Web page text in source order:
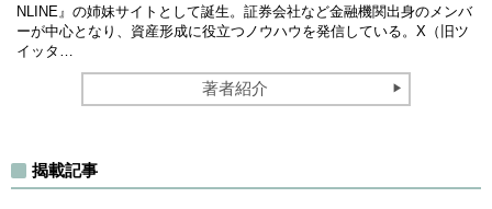
NLINE』の姉妹サイトとして誕生。証券会社など金融機関出身のメンバ
ーが中心となり、資産形成に役立つノウハウを発信している。X（旧ツ
イッタ…
著者紹介
揭載記事